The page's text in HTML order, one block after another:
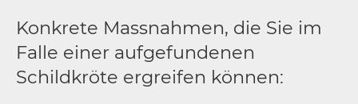
Konkrete Massnahmen, die Sie im
Falle einer aufgefundenen
Schildkröte ergreifen können: